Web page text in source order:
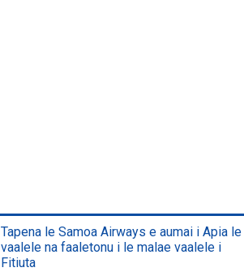
Tapena le Samoa Airways e aumai i Apia le
vaalele na faaletonu i le malae vaalele i
Fitiuta